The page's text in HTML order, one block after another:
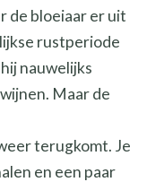
de bloeiaar er uit
rustperiode
nauwelijks
Maar de
hij na
terugkomt. Je
en een paar